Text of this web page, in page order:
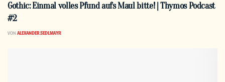
Gothic: Einmal volles Pfund aufs Maul bitte! | Thymos Podcast
#2
VON ALEXANDER SEDLMAYR